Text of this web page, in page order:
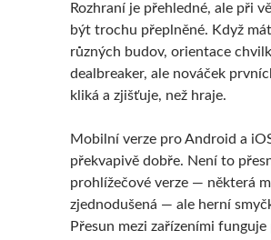
Rozhraní je přehledné, ale při
být trochu přeplněné. Když
různých budov, orientace
dealbreaker, ale nováček
kliká a zjišťuje, než hraje.
Mobilní verze pro Android a
překvapivě dobře. Není to
prohlížečové verze — některá
zjednodušená — ale herní
Přesun mezi zařízeními